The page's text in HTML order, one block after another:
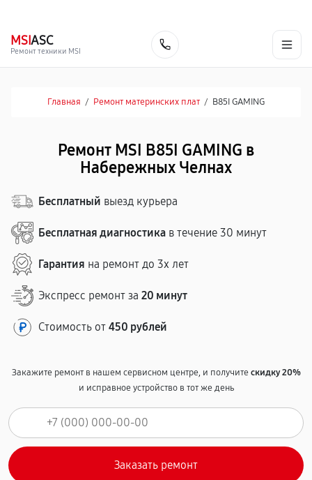
MSIASC
Ремонт техники MSI
Главная / Ремонт материнских плат / B85I GAMING
Ремонт MSI B85I GAMING в
Набережных Челнах
Бесплатный выезд курьера
Бесплатная диагностика в течение 30 минут
Гарантия на ремонт до 3х лет
Экспресс ремонт за 20 минут
Стоимость от 450 рублей
Закажите ремонт в нашем сервисном центре, и получитескидку 20%
и исправное устройство в тот же день